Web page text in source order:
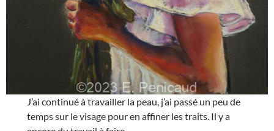
J’ai continué à travailler la peau, j’ai passé un peu de
temps sur le visage pour en affiner les traits. Il y a